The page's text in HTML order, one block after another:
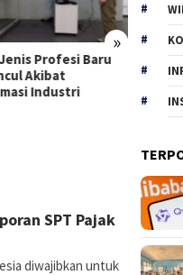
»
Collection: Filosofi
Power Ceramics
dari Alam
SPT Pajak
diwajibkan untuk